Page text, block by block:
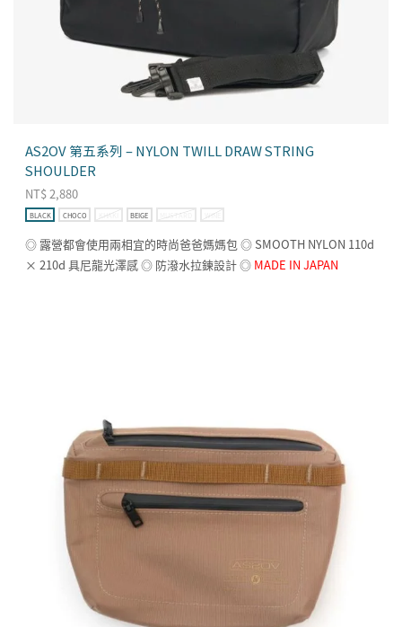
AS2OV 第五系列 – NYLON TWILL DRAW STRING
SHOULDER
NT$2,880
BLACK CHOCO KHAKI BEIGE MUSTARD WINE
◎ 露營都會使用兩相宜的時尚爸爸媽媽包 ◎ SMOOTH NYLON 110d
× 210d 具尼龍光澤感 ◎ 防潑水拉鍊設計 ◎ MADE IN JAPAN